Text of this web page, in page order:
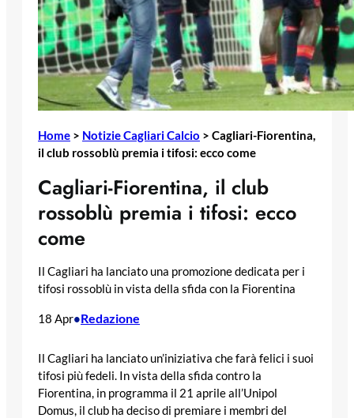
Home > Notizie Cagliari Calcio > Cagliari-Fiorentina,
il club rossoblù premia i tifosi: ecco come
Cagliari-Fiorentina, il club
rossoblù premia i tifosi: ecco
come
Il Cagliari ha lanciato una promozione dedicata per i
tifosi rossoblù in vista della sfida con la Fiorentina
18 Apr•Redazione
Il Cagliari ha lanciato un’iniziativa che farà felici i suoi
tifosi più fedeli. In vista della sfida contro la
Fiorentina, in programma il 21 aprile all’Unipol
Domus, il club ha deciso di premiare i membri del